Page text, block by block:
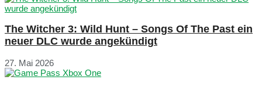
The Witcher 3: Wild Hunt – Songs Of The Past ein
neuer DLC wurde angekündigt
27. Mai 2026